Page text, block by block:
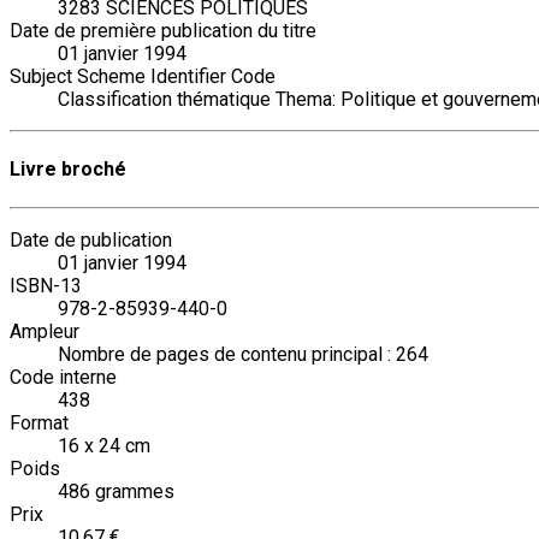
3283 SCIENCES POLITIQUES
Date de première publication du titre
01 janvier 1994
Subject Scheme Identifier Code
Classification thématique Thema: Politique et
Livre broché
Date de publication
01 janvier 1994
ISBN-13
978-2-85939-440-0
Ampleur
Nombre de pages de contenu principal : 264
Code interne
438
Format
16 x 24 cm
Poids
486 grammes
Prix